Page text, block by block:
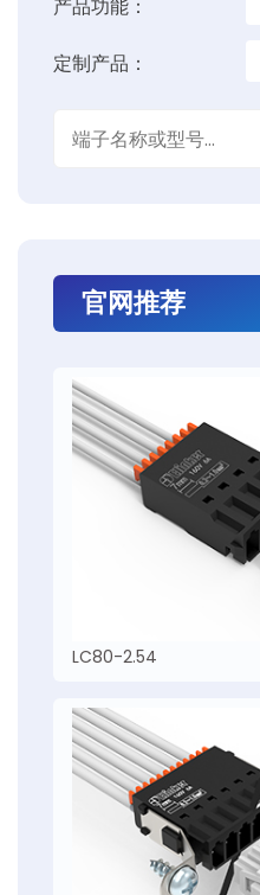
产品功能：
定制产品：
官网推荐
LC80-2.54